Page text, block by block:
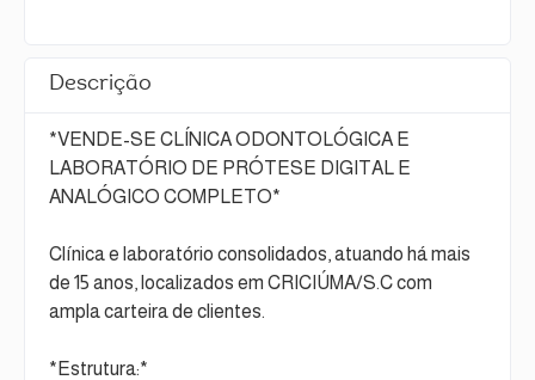
Descrição
*VENDE-SE CLÍNICA ODONTOLÓGICA E
LABORATÓRIO DE PRÓTESE DIGITAL E
ANALÓGICO COMPLETO*
Clínica e laboratório consolidados, atuando há mais
de 15 anos, localizados em CRICIÚMA/S.C com
ampla carteira de clientes.
*Estrutura:*